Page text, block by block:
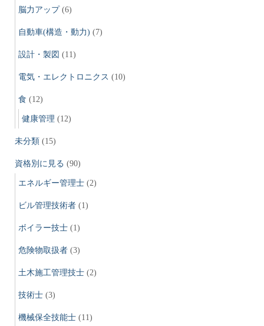
脳力アップ(6)
自動車(構造・動力) (7)
設計・製図 (11)
電気・エレクトロニクス (10)
食 (12)
健康管理 (12)
未分類 (15)
資格別に見る (90)
エネルギー管理士 (2)
ビル管理技術者 (1)
ボイラー技士 (1)
危険物取扱者 (3)
土木施工管理技士 (2)
技術士 (3)
機械保全技能士 (11)